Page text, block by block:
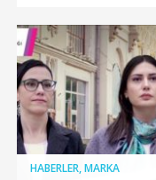
HABERLER,MARKA